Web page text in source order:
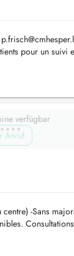
pour un suivi
verfügbar
Anruf
-Sans